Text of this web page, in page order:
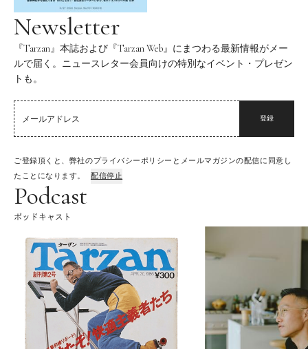
Newsletter
『Tarzan』本誌および『Tarzan Web』にまつわる最新情報がメー
ルで届く。ニュースレター会員向けの特別なイベント・プレゼン
トも。
登録
ご登録頂くと、弊社のプライバシーポリシーとメールマガジンの配信に同意し
たことになります。
配信停止
Podcast
ポッドキャスト